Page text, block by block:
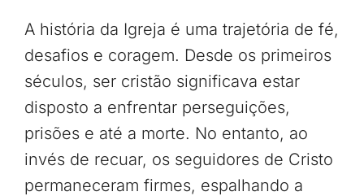
A história da Igreja é uma trajetória de fé,
desafios e coragem. Desde os primeiros
séculos, ser cristão significava estar
disposto a enfrentar perseguições,
prisões e até a morte. No entanto, ao
invés de recuar, os seguidores de Cristo
permaneceram firmes, espalhando a